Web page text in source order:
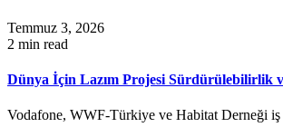
Temmuz 3, 2026
2 min read
Dünya İçin Lazım Projesi Sürdürülebilirlik
Vodafone, WWF-Türkiye ve Habitat Derneği